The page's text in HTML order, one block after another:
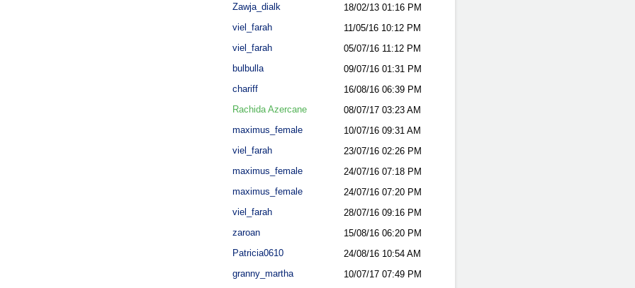
Zawja_dialk 18/02/13 01:16 PM
viel_farah 11/05/16 10:12 PM
viel_farah 05/07/16 11:12 PM
bulbulla 09/07/16 01:31 PM
chariff 16/08/16 06:39 PM
Rachida Azercane 08/07/17 03:23 AM
maximus_female 10/07/16 09:31 AM
viel_farah 23/07/16 02:26 PM
maximus_female 24/07/16 07:18 PM
maximus_female 24/07/16 07:20 PM
viel_farah 28/07/16 09:16 PM
zaroan 15/08/16 06:20 PM
Patricia0610 24/08/16 10:54 AM
granny_martha 10/07/17 07:49 PM